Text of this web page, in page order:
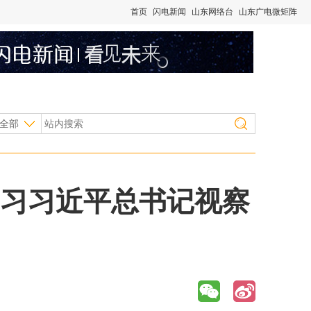
首页 闪电新闻 山东网络台 山东广电微矩阵
部
习近平总书记视察